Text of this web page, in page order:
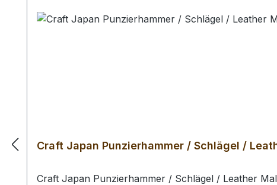
Craft Japan Punzierhammer / Schlägel /
Craft Japan Punzierhammer / Schlägel / Leather